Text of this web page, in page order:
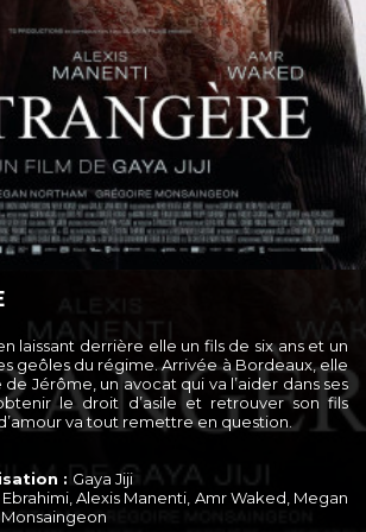
laissant derrière elle un fils de six ans et un
geôles du régime. Arrivée à Bordeaux, elle
Jérôme, un avocat qui va l’aider dans ses
le droit d’asile et retrouver son fils
va tout remettre en question.
: Gaya Jiji
Alexis Manenti, Amr Waked, Megan